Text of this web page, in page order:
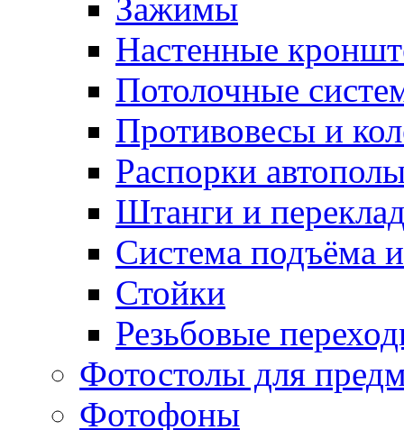
Зажимы
Настенные
Потолочные
Противовесы и
Распорки
Штанги и
Система подъёма
Стойки
Резьбовые
Фотостолы для
Фотофоны